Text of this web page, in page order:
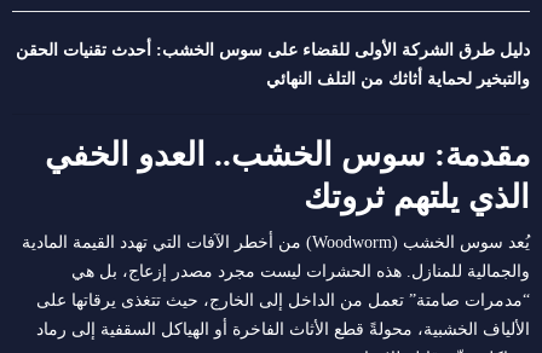
دليل طرق الشركة الأولى للقضاء على سوس الخشب: أحدث تقنيات الحقن
والتبخير لحماية أثاثك من التلف النهائي
مقدمة: سوس الخشب.. العدو الخفي
الذي يلتهم ثروتك
يُعد سوس الخشب (Woodworm) من أخطر الآفات التي تهدد القيمة المادية
والجمالية للمنازل. هذه الحشرات ليست مجرد مصدر إزعاج، بل هي
“مدمرات صامتة” تعمل من الداخل إلى الخارج، حيث تتغذى يرقاتها على
الألياف الخشبية، محولةً قطع الأثاث الفاخرة أو الهياكل السقفية إلى رماد